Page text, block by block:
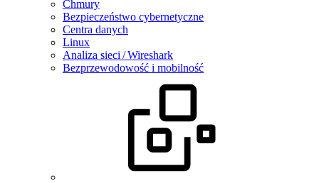
Chmury
Bezpieczeństwo cybernetyczne
Centra danych
Linux
Analiza sieci / Wireshark
Bezprzewodowość i mobilność